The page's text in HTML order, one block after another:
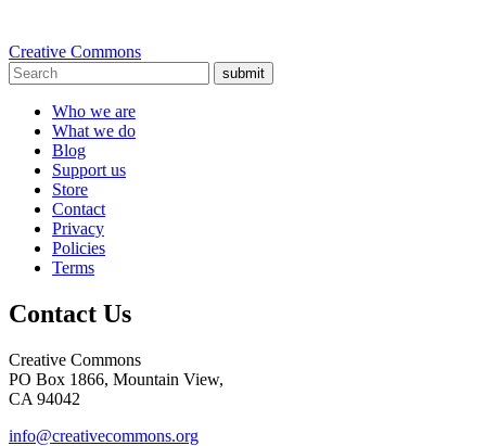
Creative Commons
submit
Who we are
What we do
Blog
Support us
Store
Contact
Privacy
Policies
Terms
Contact Us
Creative Commons
PO Box 1866, Mountain View,
CA 94042
info@creativecommons.org